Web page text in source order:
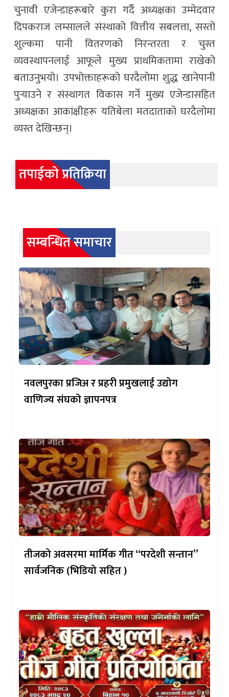
चुनावी एजेन्डाहरूबारे कुरा गर्दै अध्यक्षका उम्मेदवार
दिपकराज लम्सालले संस्थाको वित्तीय सबलत्ता, सस्तो
शुल्कमा पानी वितरणको निरन्तरता र चुस्त
व्यवस्थापनलाई आफूले मुख्य प्राथमिकतामा राखेको
बताउनुभयो। उपभोक्ताहरूको घरदैलोमा शुद्ध खानेपानी
पुर्‍याउने र संस्थागत विकास गर्ने मुख्य एजेन्डासहित
अध्यक्षका आकांक्षीहरू यतिबेला मतदाताको घरदैलोमा
व्यस्त देखिन्छन्।
तपाईको प्रतिक्रिया
सम्बन्धित समाचार
नवलपुरका प्रजिअ र प्रहरी प्रमुखलाई उद्योग
वाणिज्य संघको ज्ञापनपत्र
तीजको अवसरमा मार्मिक गीत “परदेशी सन्तान”
सार्वजनिक (भिडियो सहित )